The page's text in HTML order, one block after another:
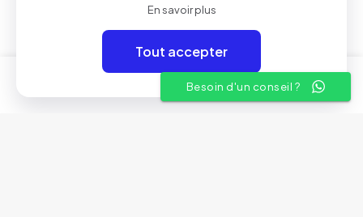
Conditions Générales de Vente
Nos showrooms
En savoir plus
Tout accepter
Besoin d'un conseil ?